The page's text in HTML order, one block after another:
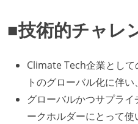
■技術的チャレ
Climate Tech企業とし
トのグローバル化に伴
グローバルかつサプラ
ークホルダーにとって